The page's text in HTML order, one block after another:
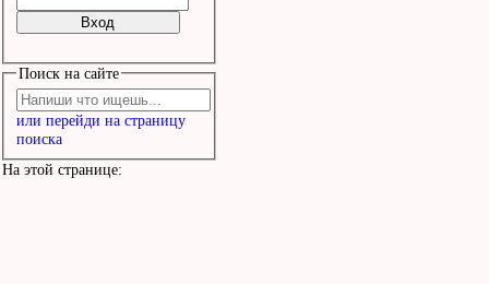
Кур ту теци, кур ту
гайлинс манс?
Крейсо! Крейсо!
трис!
Поиск на сайте
или перейди на страницу
поиска
На этой странице: